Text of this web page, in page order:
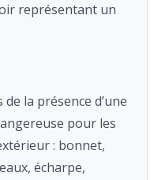
représentant un
la présence d’une
pour les
: bonnet,
écharpe,